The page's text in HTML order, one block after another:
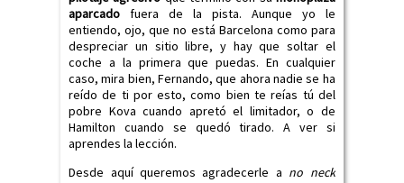
aparcado fuera de la pista. Aunque yo le
entiendo, ojo, que no está Barcelona como para
despreciar un sitio libre, y hay que soltar el
coche a la primera que puedas. En cualquier
caso, mira bien, Fernando, que ahora nadie se ha
reído de ti por esto, como bien te reías tú del
pobre Kova cuando apretó el limitador, o de
Hamilton cuando se quedó tirado. A ver si
aprendes la lección.
Desde aquí queremos agradecerle a no neck